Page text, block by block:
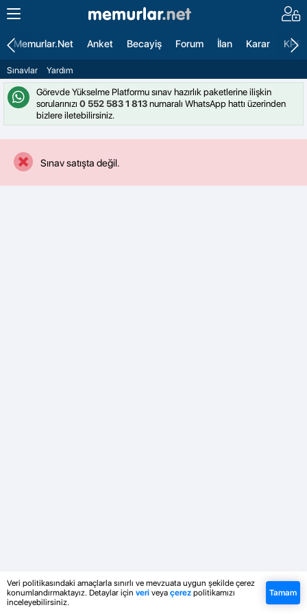
Memurlar.Net Anket Becayiş Forum İlan Karar
Sınavlar Yardım
Görevde Yükselme Platformu sınav hazırlık paketlerine ilişkin
sorularınızı0 552 583 1 813numaralı WhatsApp hattı üzerinden
bizlere iletebilirsiniz.
Sınav satışta değil.
Veri politikasındaki amaçlarla sınırlı ve mevzuata uygun şekilde çerez
konumlandırmaktayız. Detaylar için veri veya çerez politikamızı
inceleyebilirsiniz.
Tamam